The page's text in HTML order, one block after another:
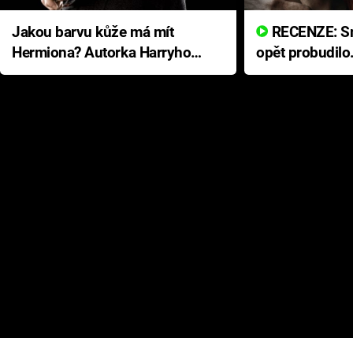
Jakou barvu kůže má mít
Hermiona? Autorka Harryho
Pottera přišla s ráznou
opět
přichází s